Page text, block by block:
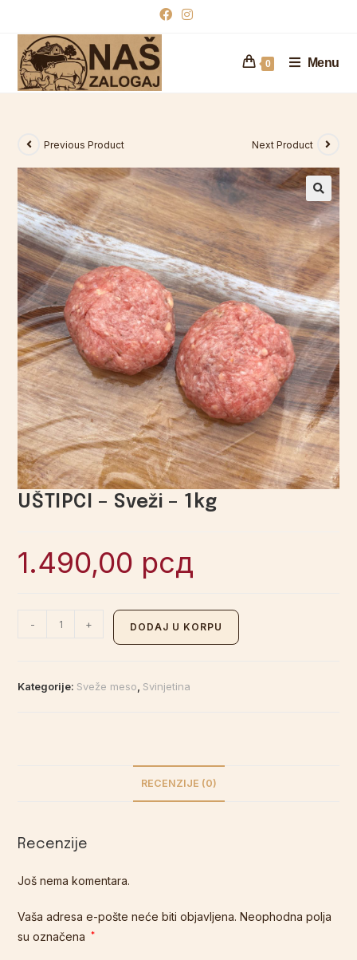
0 Menu
Previous Product Next Product
🔍
UŠTIPCI – Sveži – 1kg
1.490,00 рсд
- + DODAJ U KORPU
Kategorije: Sveže meso Svinjetina
RECENZIJE (0)
Recenzije
Još nema komentara.
Vaša adresa e-pošte neće biti objavljena. Neophodna polja
su označena
*